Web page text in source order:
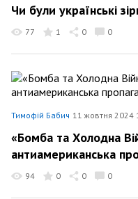
Чи були українські
77 1 0 0
Тимофій Бабич 11 жовтня 2024
«Бомба та Холодна
антиамериканська
94 0 0 0